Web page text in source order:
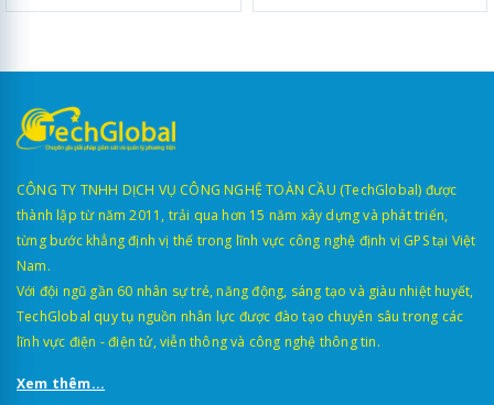
CÔNG TY TNHH DỊCH VỤ CÔNG NGHỆ TOÀN CẦU (TechGlobal) được
thành lập từ năm 2011, trải qua hơn 15 năm xây dựng và phát triển,
từng bước khẳng định vị thế trong lĩnh vực công nghệ định vị GPS tại Việt
Nam.
Với đội ngũ gần 60 nhân sự trẻ, năng động, sáng tạo và giàu nhiệt huyết,
TechGlobal quy tụ nguồn nhân lực được đào tạo chuyên sâu trong các
lĩnh vực điện - điện tử, viễn thông và công nghệ thông tin.
Xem thêm...